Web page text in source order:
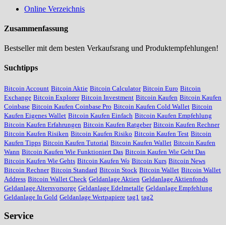
Online Verzeichnis
Zusammenfassung
Bestseller mit dem besten Verkaufsrang und Produktempfehlungen!
Suchtipps
Bitcoin Account Bitcoin Aktie Bitcoin Calculator Bitcoin Euro Bitcoin
Exchange Bitcoin Explorer Bitcoin Investment Bitcoin Kaufen Bitcoin Kaufen
Coinbase Bitcoin Kaufen Coinbase Pro Bitcoin Kaufen Cold Wallet Bitcoin
Kaufen Eigenes Wallet Bitcoin Kaufen Einfach Bitcoin Kaufen Empfehlung
Bitcoin Kaufen Erfahrungen Bitcoin Kaufen Ratgeber Bitcoin Kaufen Rechner
Bitcoin Kaufen Risiken Bitcoin Kaufen Risiko Bitcoin Kaufen Test Bitcoin
Kaufen Tipps Bitcoin Kaufen Tutorial Bitcoin Kaufen Wallet Bitcoin Kaufen
Wann Bitcoin Kaufen Wie Funktioniert Das Bitcoin Kaufen Wie Geht Das
Bitcoin Kaufen Wie Gehts Bitcoin Kaufen Wo Bitcoin Kurs Bitcoin News
Bitcoin Rechner Bitcoin Standard Bitcoin Stock Bitcoin Wallet Bitcoin Wallet
Address Bitcoin Wallet Check Geldanlage Aktien Geldanlage Aktienfonds
Geldanlage Altersvorsorge Geldanlage Edelmetalle Geldanlage Empfehlung
Geldanlage In Gold Geldanlage Wertpapiere tag1 tag2
Service